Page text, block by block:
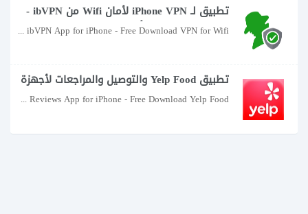
تطبيق لـ iPhone VPN لأمان Wifi من ibVPN -
تنزيل VPN مجاني لأمان Wifi من ibVPN VPN for Wifi Security by ibVPN App for iPhone - Free Download VPN for Wifi
تطبيق Yelp Food والتوصيل والمراجعات لأجهزة
iPhone - قم بتنزيل Yelp Food والتسليم
والمراجعات لأجهزة iPad و iPhone مجانًا.
Yelp Food, Delivery & Reviews App for iPhone - Free Download Yelp Food,